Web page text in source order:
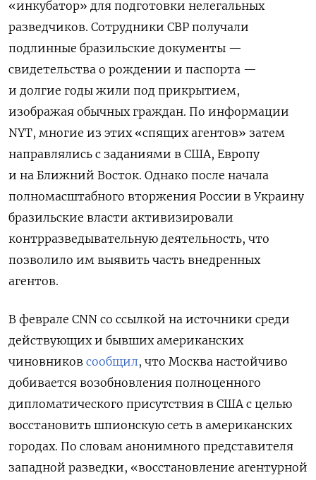
«инкубатор» для подготовки нелегальных
разведчиков. Сотрудники СВР получали
подлинные бразильские документы —
свидетельства о рождении и паспорта —
и долгие годы жили под прикрытием,
изображая обычных граждан. По информации
NYT, многие из этих «спящих агентов» затем
направлялись с заданиями в США, Европу
и на Ближний Восток. Однако после начала
полномасштабного вторжения России в Украину
бразильские власти активизировали
контрразведывательную деятельность, что
позволило им выявить часть внедренных
агентов.
В феврале CNN со ссылкой на источники среди
действующих и бывших американских
чиновников сообщил, что Москва настойчиво
добивается возобновления полноценного
дипломатического присутствия в США с целью
восстановить шпионскую сеть в американских
городах. По словам анонимного представителя
западной разведки, «восстановление агентурной